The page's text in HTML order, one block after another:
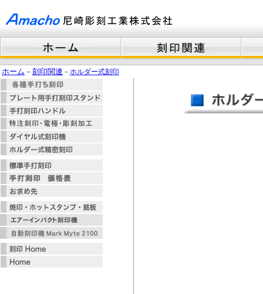
ホーム － 刻印関連 － ホルダー式刻印